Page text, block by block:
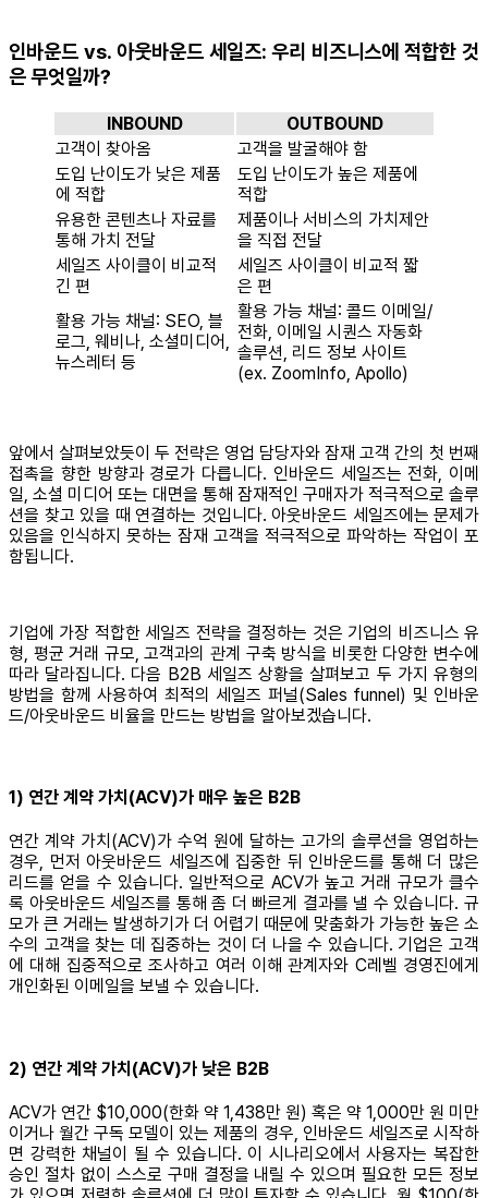
인바운드 vs. 아웃바운드 세일즈: 우리 비즈니스에 적합한 것
은 무엇일까?
INBOUND
OUTBOUND
고객이 찾아옴
고객을 발굴해야 함
도입 난이도가 낮은 제품
에 적합
도입 난이도가 높은 제품에
적합
유용한 콘텐츠나 자료를
통해 가치 전달
제품이나 서비스의 가치제안
을 직접 전달
세일즈 사이클이 비교적
긴 편
세일즈 사이클이 비교적 짧
은 편
활용 가능 채널: SEO, 블
로그, 웨비나, 소셜미디어,
뉴스레터 등
활용 가능 채널: 콜드 이메일/
전화, 이메일 시퀀스 자동화
솔루션, 리드 정보 사이트
(ex. ZoomInfo, Apollo)
앞에서 살펴보았듯이 두 전략은 영업 담당자와 잠재 고객 간의 첫 번째
접촉을 향한 방향과 경로가 다릅니다. 인바운드 세일즈는 전화, 이메
일, 소셜 미디어 또는 대면을 통해 잠재적인 구매자가 적극적으로 솔루
션을 찾고 있을 때 연결하는 것입니다. 아웃바운드 세일즈에는 문제가
있음을 인식하지 못하는 잠재 고객을 적극적으로 파악하는 작업이 포
함됩니다.
기업에 가장 적합한 세일즈 전략을 결정하는 것은 기업의 비즈니스 유
형, 평균 거래 규모, 고객과의 관계 구축 방식을 비롯한 다양한 변수에
따라 달라집니다. 다음 B2B 세일즈 상황을 살펴보고 두 가지 유형의
방법을 함께 사용하여 최적의 세일즈 퍼널(Sales funnel) 및 인바운
드/아웃바운드 비율을 만드는 방법을 알아보겠습니다.
1) 연간 계약 가치(ACV)가 매우 높은 B2B
연간 계약 가치(ACV)가 수억 원에 달하는 고가의 솔루션을 영업하는
경우, 먼저 아웃바운드 세일즈에 집중한 뒤 인바운드를 통해 더 많은
리드를 얻을 수 있습니다. 일반적으로 ACV가 높고 거래 규모가 클수
록 아웃바운드 세일즈를 통해 좀 더 빠르게 결과를 낼 수 있습니다. 규
모가 큰 거래는 발생하기가 더 어렵기 때문에 맞춤화가 가능한 높은 소
수의 고객을 찾는 데 집중하는 것이 더 나을 수 있습니다. 기업은 고객
에 대해 집중적으로 조사하고 여러 이해 관계자와 C레벨 경영진에게
개인화된 이메일을 보낼 수 있습니다.
2) 연간 계약 가치(ACV)가 낮은 B2B
ACV가 연간 $10,000(한화 약 1,438만 원) 혹은 약 1,000만 원 미만
이거나 월간 구독 모델이 있는 제품의 경우, 인바운드 세일즈로 시작하
면 강력한 채널이 될 수 있습니다. 이 시나리오에서 사용자는 복잡한
승인 절차 없이 스스로 구매 결정을 내릴 수 있으며 필요한 모든 정보